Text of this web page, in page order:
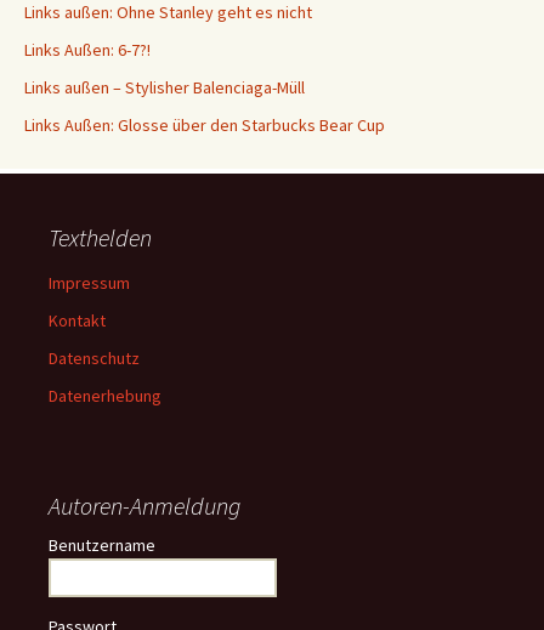
Links außen: Ohne Stanley geht es nicht
Links Außen: 6-7?!
Links außen – Stylisher Balenciaga-Müll
Links Außen: Glosse über den Starbucks Bear Cup
Texthelden
Impressum
Kontakt
Datenschutz
Datenerhebung
Autoren-Anmeldung
Benutzername